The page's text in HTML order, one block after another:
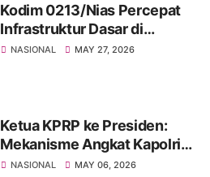
Kodim 0213/Nias Percepat
Infrastruktur Dasar di
Kepulauan Nias, Bangun 46
NASIONAL MAY 27, 2026
Ketua KPRP ke Presiden:
Mekanisme Angkat Kapolri
Tetap, Kompolnas Diperkuat
NASIONAL MAY 06, 2026